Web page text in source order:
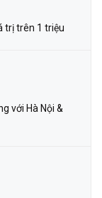
trị trên 1 triệu
với Hà Nội &